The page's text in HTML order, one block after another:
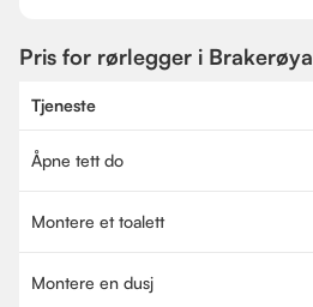
Pris for rørlegger i Brakerøya
Tjeneste
Åpne tett do
Montere et toalett
Montere en dusj